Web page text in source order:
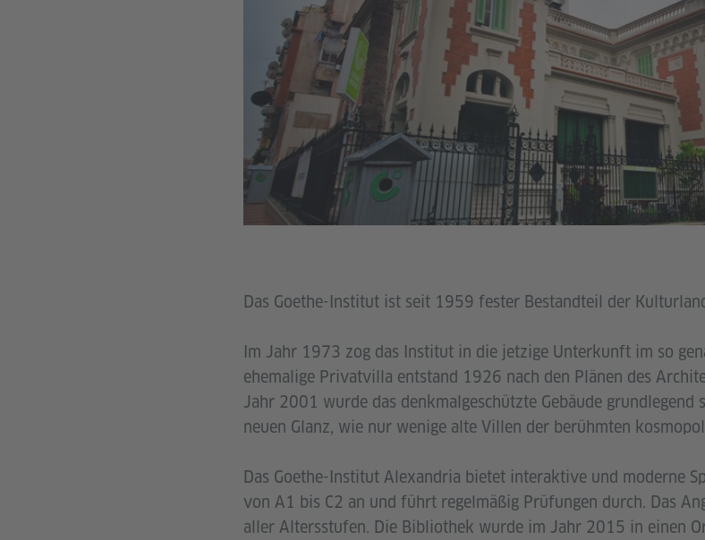
Das Goethe-Institut ist seit 1959 fester Bestandteil der
Im Jahr 1973 zog das Institut in die jetzige Unterkunft im so
ehemalige Privatvilla entstand 1926 nach den Plänen des
Jahr 2001 wurde das denkmalgeschützte Gebäude
neuen Glanz, wie nur wenige alte Villen der berühmten
Das Goethe-Institut Alexandria bietet interaktive und moderne
von A1 bis C2 an und führt regelmäßig Prüfungen durch. Das
aller Altersstufen. Die Bibliothek wurde im Jahr 2015 in einen